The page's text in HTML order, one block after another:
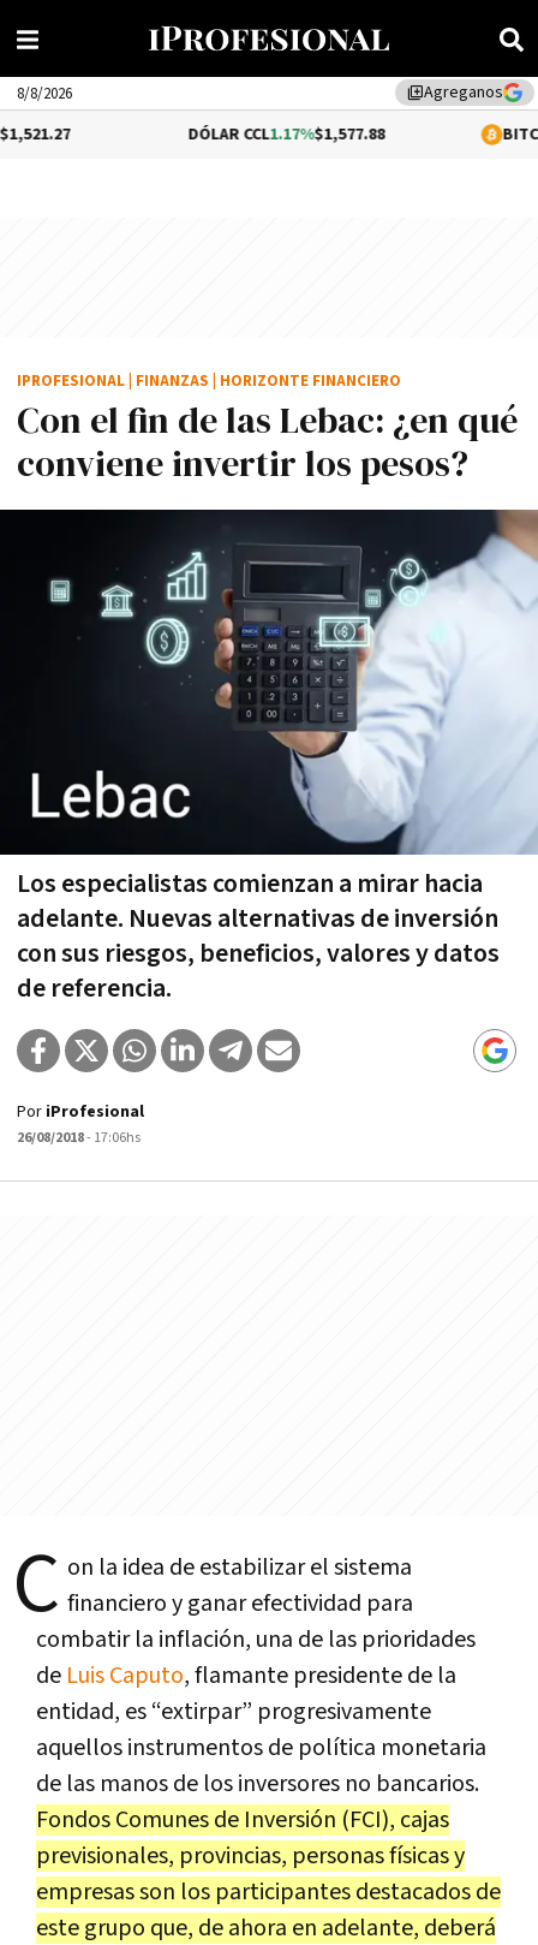
library_addAgreganos
8/8/2026
1.17%$1,577.88 0.05%
Con el fin de las Lebac: ¿en qué
conviene invertir los pesos?
Los especialistas comienzan a mirar hacia
adelante. Nuevas alternativas de inversión
con sus riesgos, beneficios, valores y datos
de referencia.
IPROFESIONAL FINANZAS HORIZONTE FINANCIERO
Por iProfesional
26/08/2018- 17:06hs
C on la idea de estabilizar el sistema
financiero y ganar efectividad para
combatir la inflación, una de las prioridades
de Luis Caputo, flamante presidente de la
entidad, es “extirpar” progresivamente
aquellos instrumentos de política monetaria
de las manos de los inversores no bancarios.
Fondos Comunes de Inversión (FCI), cajas
previsionales, provincias, personas físicas y
empresas son los participantes destacados de
este grupo que, de ahora en adelante, deberá